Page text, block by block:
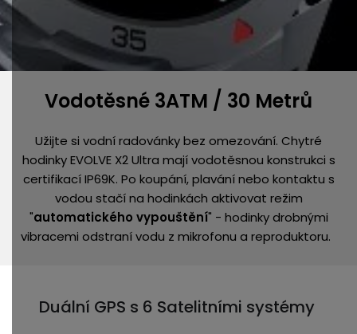
Vodotěsné 3ATM / 30 Metrů
Užijte si vodní radovánky bez omezování. Chytré
hodinky EVOLVE X2 Ultra mají vodotěsnou konstrukci s
certifikací IP69K. Po koupání, plavání nebo kontaktu s
vodou stačí na hodinkách aktivovat režim
"automatického vypouštění" - hodinky drobnými
vibracemi odstraní vodu z mikrofonu a reproduktoru.
Duální GPS s 6 Satelitními systémy